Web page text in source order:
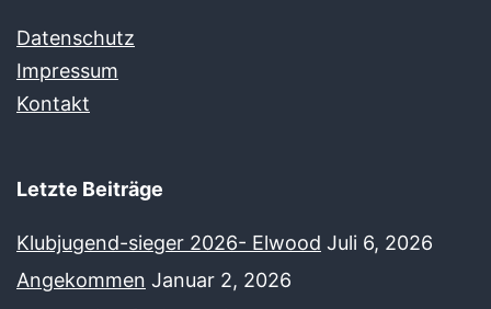
Datenschutz
Impressum
Kontakt
Letzte Beiträge
Klubjugend-sieger 2026- Elwood Juli 6, 2026
Angekommen Januar 2, 2026